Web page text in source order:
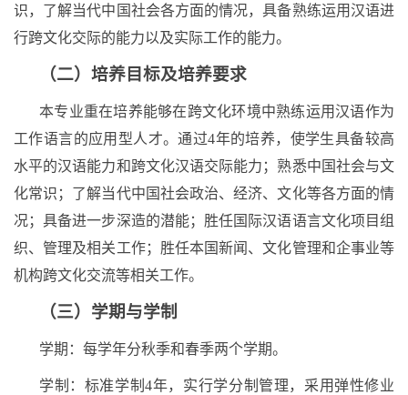
识，了解当代中国社会各方面的情况，具备熟练运用汉语进
行跨文化交际的能力以及实际工作的能力。
（二）培养目标及培养要求
本专业重在培养能够在跨文化环境中熟练运用汉语作为
工作语言的应用型人才。通过4年的培养，使学生具备较高
水平的汉语能力和跨文化汉语交际能力；熟悉中国社会与文
化常识；了解当代中国社会政治、经济、文化等各方面的情
况；具备进一步深造的潜能；胜任国际汉语语言文化项目组
织、管理及相关工作；胜任本国新闻、文化管理和企事业等
机构跨文化交流等相关工作。
（三）学期与学制
学期：每学年分秋季和春季两个学期。
学制：标准学制4年，实行学分制管理，采用弹性修业